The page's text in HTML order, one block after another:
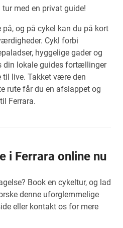
med en privat guide!
på, og på cykel kan du på kort
Cykl forbi
hyggelige gader og
din lokale guides fortællinger
til live. Takket være den
rute får du en afslappet og
Ferrara.
i Ferrara online nu
Book en cykeltur, og lad
denne uforglemmelige
eller kontakt os for mere